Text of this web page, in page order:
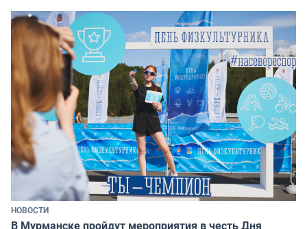
НОВОСТИ
В Мурманске пройдут мероприятия в честь Дня